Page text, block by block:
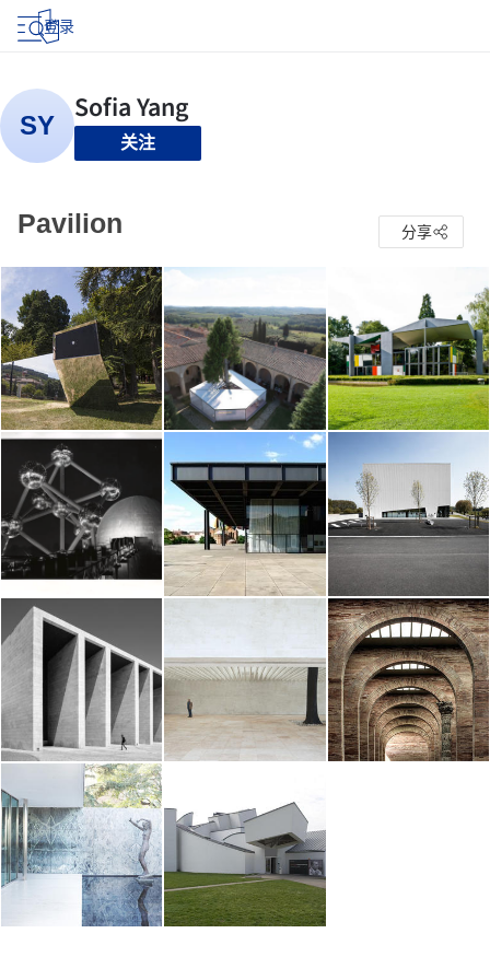
登录
关注
Pavilion 分享